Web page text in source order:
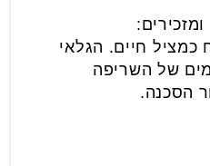
כמציל חיים. הגלאי
של השריפה
הסכנה.